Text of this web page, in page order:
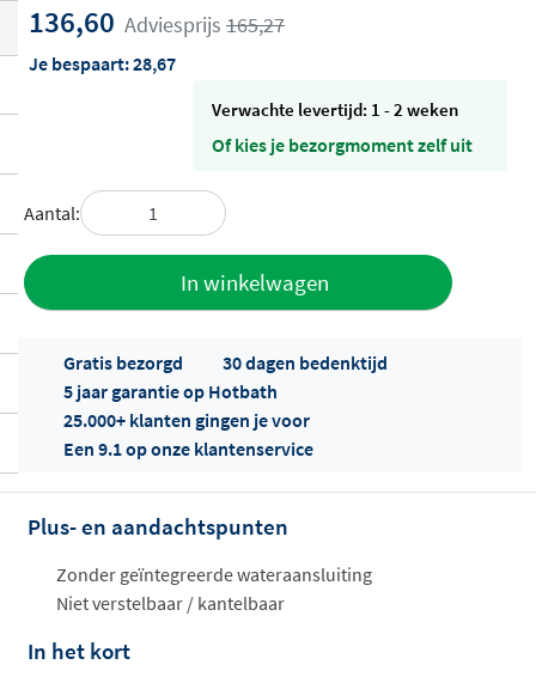
136,60 Adviesprijs 165,27
Je bespaart:28,67
Verwachte levertijd: 1 - 2 weken
Of kies je bezorgmoment zelf uit
Aantal:
In winkelwagen
Offertes
Gratis bezorgd
30 dagen bedenktijd
5 jaar garantie op Hotbath
25.000+ klanten gingen je voor
Een 9.1 op onze klantenservice
Plus- en aandachtspunten
Zonder geïntegreerde wateraansluiting
Niet verstelbaar / kantelbaar
In het kort